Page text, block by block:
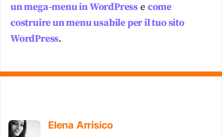
un mega-menu in WordPress e come
costruire un menu usabile per il tuo sito
WordPress.
Elena Arrisico